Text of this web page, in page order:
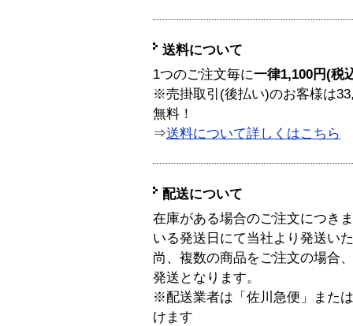
送料について
1つのご注文毎に一律1,100円(税
※売掛取引(後払い)のお客様は
無料！
⇒送料について詳しくはこちら
配送について
在庫がある場合のご注文につき
いる発送日にて当社より発送い
尚、複数の商品をご注文の場合
発送となります。
※配送業者は「佐川急便」また
けます